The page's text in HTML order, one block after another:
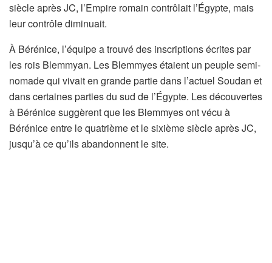
siècle après JC, l’Empire romain contrôlait l’Égypte, mais
leur contrôle diminuait.
À Bérénice, l’équipe a trouvé des inscriptions écrites par
les rois Blemmyan. Les Blemmyes étaient un peuple semi-
nomade qui vivait en grande partie dans l’actuel Soudan et
dans certaines parties du sud de l’Égypte. Les découvertes
à Bérénice suggèrent que les Blemmyes ont vécu à
Bérénice entre le quatrième et le sixième siècle après JC,
jusqu’à ce qu’ils abandonnent le site.